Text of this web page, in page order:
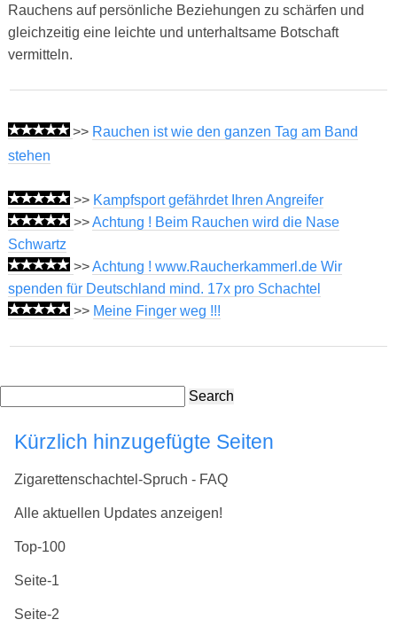
Rauchens auf persönliche Beziehungen zu schärfen und
gleichzeitig eine leichte und unterhaltsame Botschaft
vermitteln.
>> Rauchen ist wie den ganzen Tag am Band
stehen
>> Kampfsport gefährdet Ihren Angreifer
>>Achtung ! Beim Rauchen wird die Nase
Schwartz
>>Achtung ! www.Raucherkammerl.de Wir
spenden für Deutschland mind. 17x pro Schachtel
>> Meine Finger weg !!!
Search
Kürzlich hinzugefügte Seiten
Zigarettenschachtel-Spruch - FAQ
Alle aktuellen Updates anzeigen!
Top-100
Seite-1
Seite-2